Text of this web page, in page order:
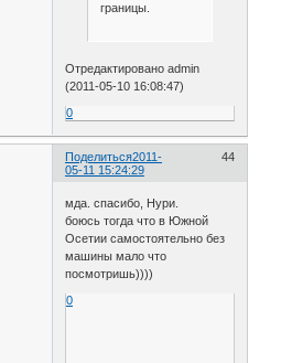
границы.
Отредактировано admin
(2011-05-10 16:08:47)
0
Поделиться 44
2011-
05-11 15:24:29
мда. спасибо, Нури.
боюсь тогда что в Южной
Осетии самостоятельно без
машины мало что
посмотришь))))
0